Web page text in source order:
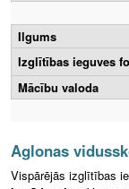
Ilgums
Izglītības ieguves
Mācību valoda
Aglonas
Vispārējās izglītības